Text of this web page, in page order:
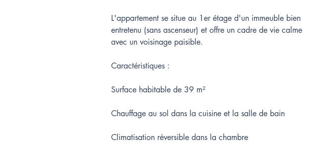
L'appartement se situe au 1er étage d'un immeuble bien
entretenu (sans ascenseur) et offre un cadre de vie calme
avec un voisinage paisible.
Caractéristiques :
Surface habitable de 39 m²
Chauffage au sol dans la cuisine et la salle de bain
Climatisation réversible dans la chambre